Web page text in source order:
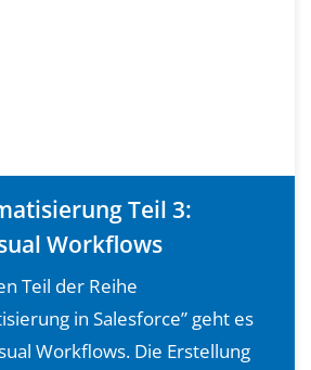
Teil 3:
Workflows
Teil der Reihe
in Salesforce” geht es
Workflows. Die Erstellung